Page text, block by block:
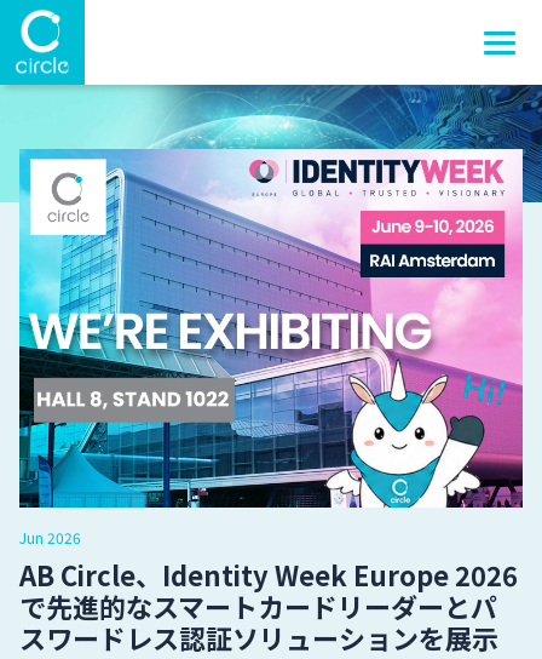
Jun 2026
AB Circle、Identity Week Europe 2026
で先進的なスマートカードリーダーとパ
スワードレス認証ソリューションを展示